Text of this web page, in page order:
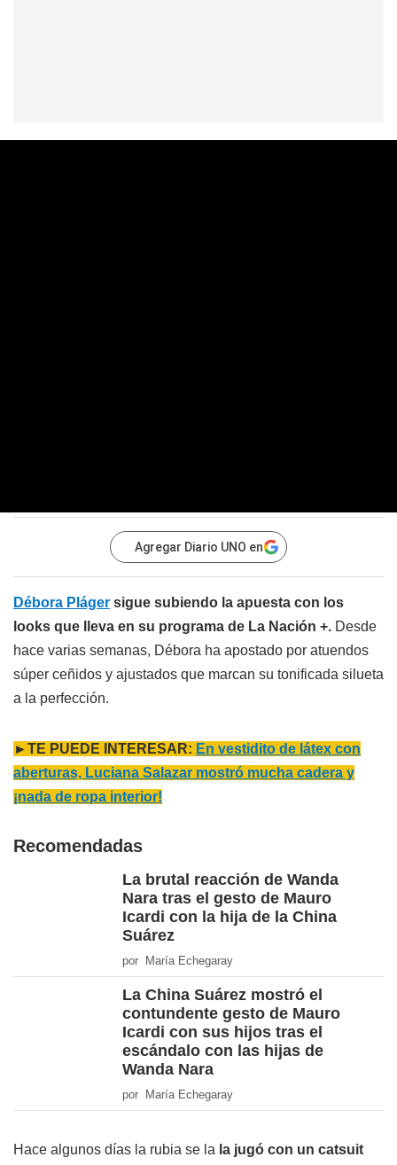
Agregar Diario UNO en
Débora Pláger sigue subiendo la apuesta con los
looks que lleva en su programa de La Nación +. Desde
hace varias semanas, Débora ha apostado por atuendos
súper ceñidos y ajustados que marcan su tonificada silueta
a la perfección.
►TE PUEDE INTERESAR: En vestidito de látex con
aberturas, Luciana Salazar mostró mucha cadera y
¡nada de ropa interior!
Recomendadas
La brutal reacción de Wanda
Nara tras el gesto de Mauro
Icardi con la hija de la China
Suárez
por María Echegaray
La China Suárez mostró el
contundente gesto de Mauro
Icardi con sus hijos tras el
escándalo con las hijas de
Wanda Nara
por María Echegaray
Hace algunos días la rubia se la la jugó con un catsuit